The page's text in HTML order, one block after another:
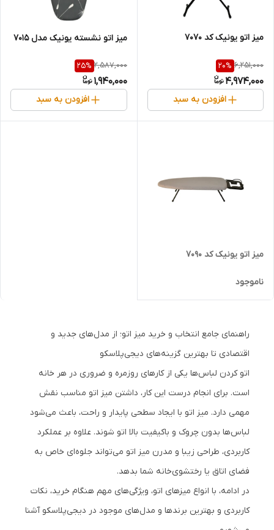
میز اتو یونیک کد 7070
6,251,000
20%
4,974,000
افزودن به سبد
میز اتو نشسته یونیک مدل 7015
2,587,000
25%
1,940,000
افزودن به سبد
میز اتو یونیک کد 7090
ناموجود
راهنمای جامع انتخاب و خرید میز اتو؛ از مدل‌های جدید و
اقتصادی تا بهترین گزینه‌های دیجی‌پلاسکو
اتو کردن لباس‌ها یکی از کارهای روزمره و ضروری در هر خانه
است. برای انجام درست این کار، داشتن میز اتو مناسب نقش
مهمی دارد. میز اتو با ایجاد سطحی پایدار و راحت، باعث می‌شود
لباس‌ها بدون چروک و باکیفیت بالا اتو شوند. علاوه بر عملکرد
کاربردی، طراحی زیبا و مدرن میز اتو می‌تواند جلوه‌ای خاص به
فضای اتاق یا رختشوی‌خانه شما بدهد.
در ادامه، با انواع میزهای اتو، ویژگی‌های مهم هنگام خرید، نکات
کاربردی و بهترین برندها و مدل‌های موجود در دیجی‌پلاسکو آشنا